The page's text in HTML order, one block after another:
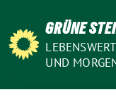
zum
Inhalt
GRÜNE
UND